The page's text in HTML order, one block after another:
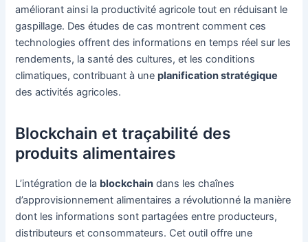
améliorant ainsi la productivité agricole tout en réduisant le
gaspillage. Des études de cas montrent comment ces
technologies offrent des informations en temps réel sur les
rendements, la santé des cultures, et les conditions
climatiques, contribuant à uneplanification stratégique
des activités agricoles.
Blockchain et traçabilité des
produits alimentaires
L’intégration de la blockchain dans les chaînes
d’approvisionnement alimentaires a révolutionné la manière
dont les informations sont partagées entre producteurs,
distributeurs et consommateurs. Cet outil offre une